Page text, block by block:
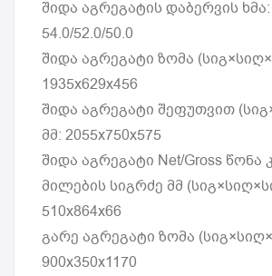
შიდა აგრეგატის დაბერვის ხმა:
54.0/52.0/50.0
შიდა აგრეგატი ზომა
1935x629x456
შიდა აგრეგატი შეფუთვით
მმ: 2055x750x575
შიდა აგრეგატი Net/Gross წონა
მილების სიგრძე მმ
510x864x66
გარე აგრეგატი ზომა
900x350x1170